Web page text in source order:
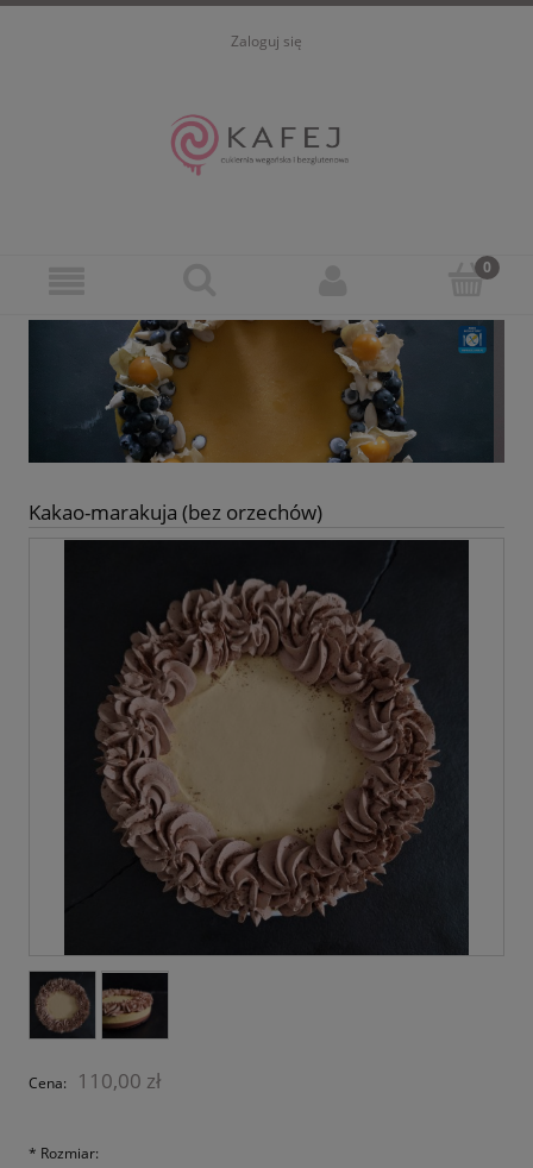
Zaloguj się
Kakao-marakuja (bez orzechów)
Cena: 110,00 zł
* Rozmiar: